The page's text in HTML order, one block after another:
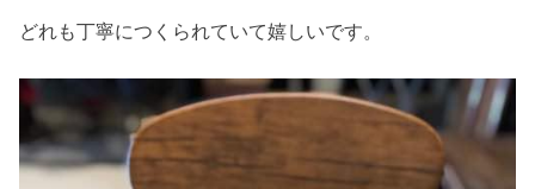
どれも丁寧につくられていて嬉しいです。